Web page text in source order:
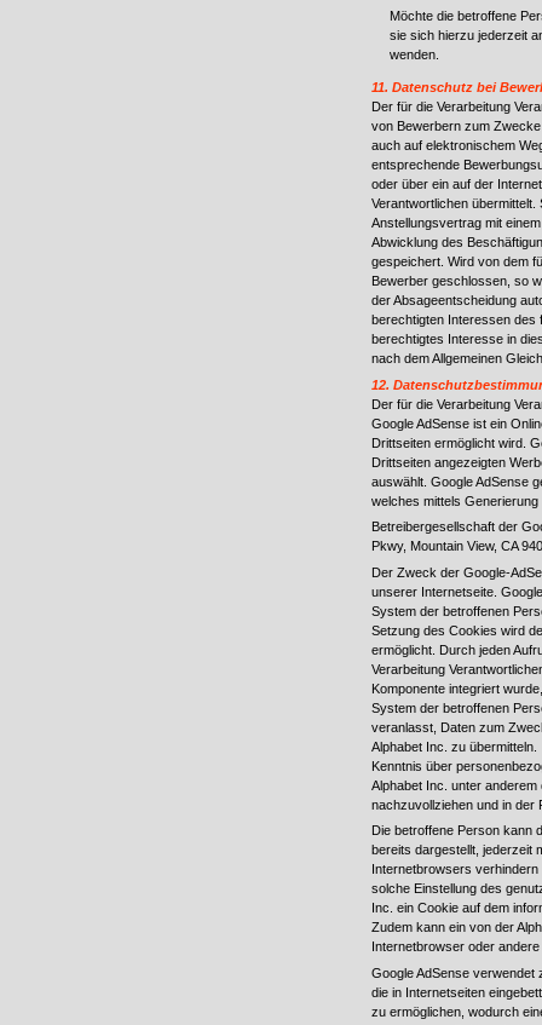
Möchte die betroffene
sie sich hierzu jederzeit
wenden.
11. Datenschutz bei
Der für die Verarbeitung
von Bewerbern zum
auch auf elektronischem
entsprechende
oder über ein auf der
Verantwortlichen
Anstellungsvertrag mit
Abwicklung des
gespeichert. Wird von dem
Bewerber geschlossen, so
der Absageentscheidung
berechtigten Interessen des
berechtigtes Interesse in
nach dem Allgemeinen
12.
Der für die Verarbeitung
Google AdSense ist ein
Drittseiten ermöglicht wird.
Drittseiten angezeigten
auswählt. Google AdSense
welches mittels
Betreibergesellschaft der
Pkwy, Mountain View, CA
Der Zweck der Google-
unserer Internetseite.
System der betroffenen
Setzung des Cookies wird
ermöglicht. Durch jeden
Verarbeitung
Komponente integriert
System der betroffenen
veranlasst, Daten zum
Alphabet Inc. zu
Kenntnis über
Alphabet Inc. unter
nachzuvollziehen und in der
Die betroffene Person kann
bereits dargestellt, jederzeit
Internetbrowsers
solche Einstellung des
Inc. ein Cookie auf dem
Zudem kann ein von der
Internetbrowser oder
Google AdSense verwendet
die in Internetseiten
zu ermöglichen, wodurch